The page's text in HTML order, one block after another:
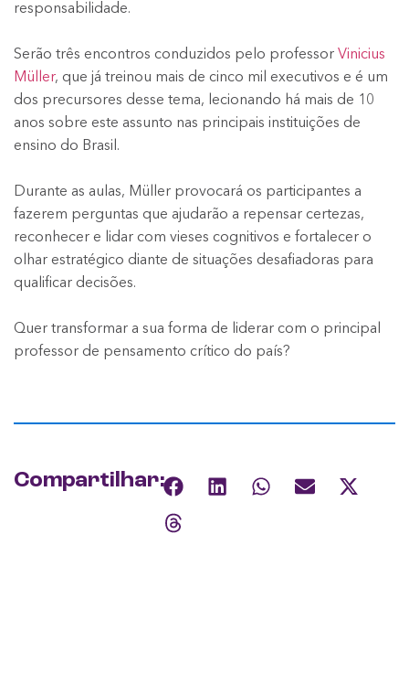
responsabilidade.
Serão três encontros conduzidos pelo professor Vinicius
Müller, que já treinou mais de cinco mil executivos e é um
dos precursores desse tema, lecionando há mais de 10
anos sobre este assunto nas principais instituições de
ensino do Brasil.
Durante as aulas, Müller provocará os participantes a
fazerem perguntas que ajudarão a repensar certezas,
reconhecer e lidar com vieses cognitivos e fortalecer o
olhar estratégico diante de situações desafiadoras para
qualificar decisões.
Quer transformar a sua forma de liderar com o principal
professor de pensamento crítico do país?
Compartilhar: